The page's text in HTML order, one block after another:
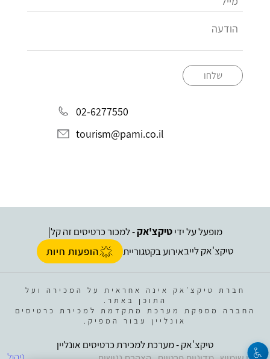
שלחו
02-6277550
tourism@pami.co.il
מופעל על ידיטיקצ'אק- למכור כרטיסים זה קל|
טיקצ'אק לייבאירוע בקטגוריית הופעות חיות
חברת טיקצ'אק אינה אחראית על המכירה ועל
התוכן באתר.
החברה מספקת מערכת מתקדמת למכירת כרטיסים
אונליין עבור המפיק.
טיקצ'אק - מערכת למכירת כרטיסים אונליין